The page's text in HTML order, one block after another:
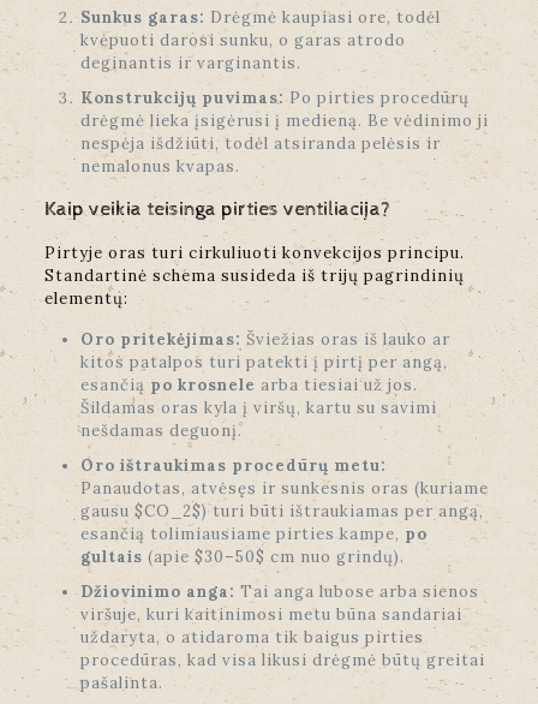
Sunkus garas: Drėgmė kaupiasi ore, todėl
kvėpuoti darosi sunku, o garas atrodo
deginantis ir varginantis.
Konstrukcijų puvimas:Po pirties procedūrų
drėgmė lieka įsigėrusi į medieną. Be vėdinimo ji
nespėja išdžiūti, todėl atsiranda pelėsis ir
nemalonus kvapas.
Kaip veikia teisinga pirties ventiliacija?
Pirtyje oras turi cirkuliuoti konvekcijos principu.
Standartinė schema susideda iš trijų pagrindinių
elementų:
Oro pritekėjimas: Šviežias oras iš lauko ar
kitos patalpos turi patekti į pirtį per angą,
esančiąpo krosnele arba tiesiai už jos.
Šildamas oras kyla į viršų, kartu su savimi
nešdamas deguonį.
Oro ištraukimas procedūrų metu:
Panaudotas, atvėsęs ir sunkesnis oras (kuriame
gausu $CO_2$) turi būti ištraukiamas per angą,
esančią tolimiausiame pirties kampe, po
gultais (apie $30–50$ cm nuo grindų).
Džiovinimo anga: Tai anga lubose arba sienos
viršuje, kuri kaitinimosi metu būna sandariai
uždaryta, o atidaroma tik baigus pirties
procedūras, kad visa likusi drėgmė būtų greitai
pašalinta.